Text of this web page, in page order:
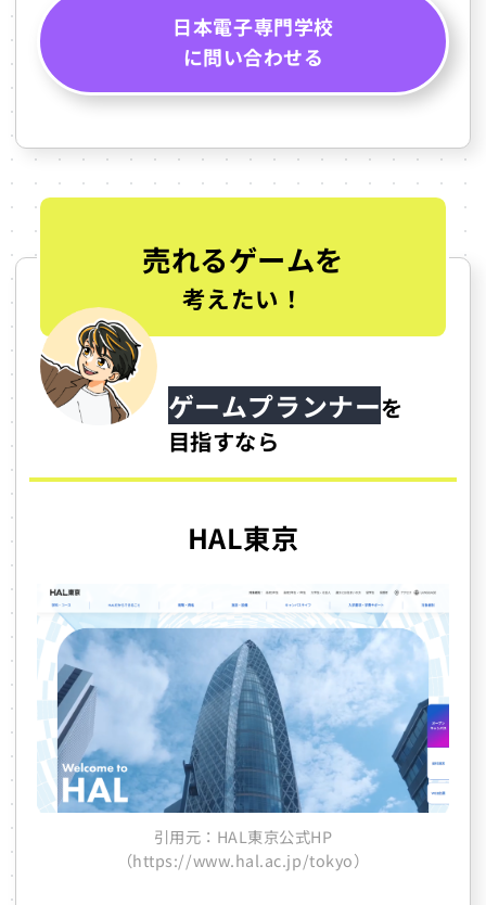
日本電子専門学校
に問い合わせる
売れるゲームを
考えたい！
ゲームプランナーを
目指すなら
HAL東京
引用元：HAL東京公式HP
（https://www.hal.ac.jp/tokyo）